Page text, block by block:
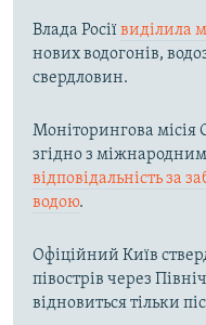
Влада Росіївиділила
нових водогонів,
свердловин.
Моніторингова місія
згідно з
відповідальність за
водою.
Офіційний Київ
півострів через
відновиться тільки